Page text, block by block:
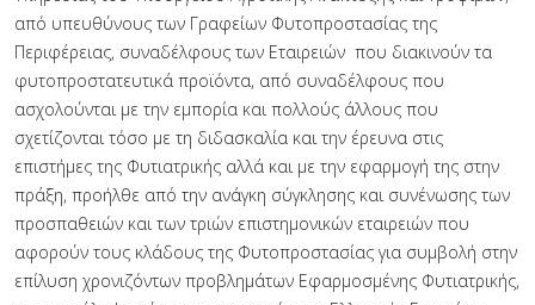
από υπευθύνους των Γραφείων Φυτοπροστασίας της
Περιφέρειας, συναδέλφους των Εταιρειών που διακινούν τα
φυτοπροστατευτικά προϊόντα, από συναδέλφους που
ασχολούνται με την εμπορία και πολλούς άλλους που
σχετίζονται τόσο με τη διδασκαλία και την έρευνα στις
επιστήμες της Φυτιατρικής αλλά και με την εφαρμογή της στην
πράξη, προήλθε από την ανάγκη σύγκλησης και συνένωσης των
προσπαθειών και των τριών επιστημονικών εταιρειών που
αφορούν τους κλάδους της Φυτοπροστασίας για συμβολή στην
επίλυση χρονιζόντων προβλημάτων Εφαρμοσμένης Φυτιατρικής,